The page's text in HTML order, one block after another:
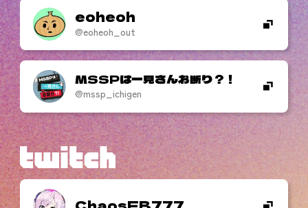
eoheoh
@eoheoh_out
MSSPは一見さんお断り？！
@mssp_ichigen